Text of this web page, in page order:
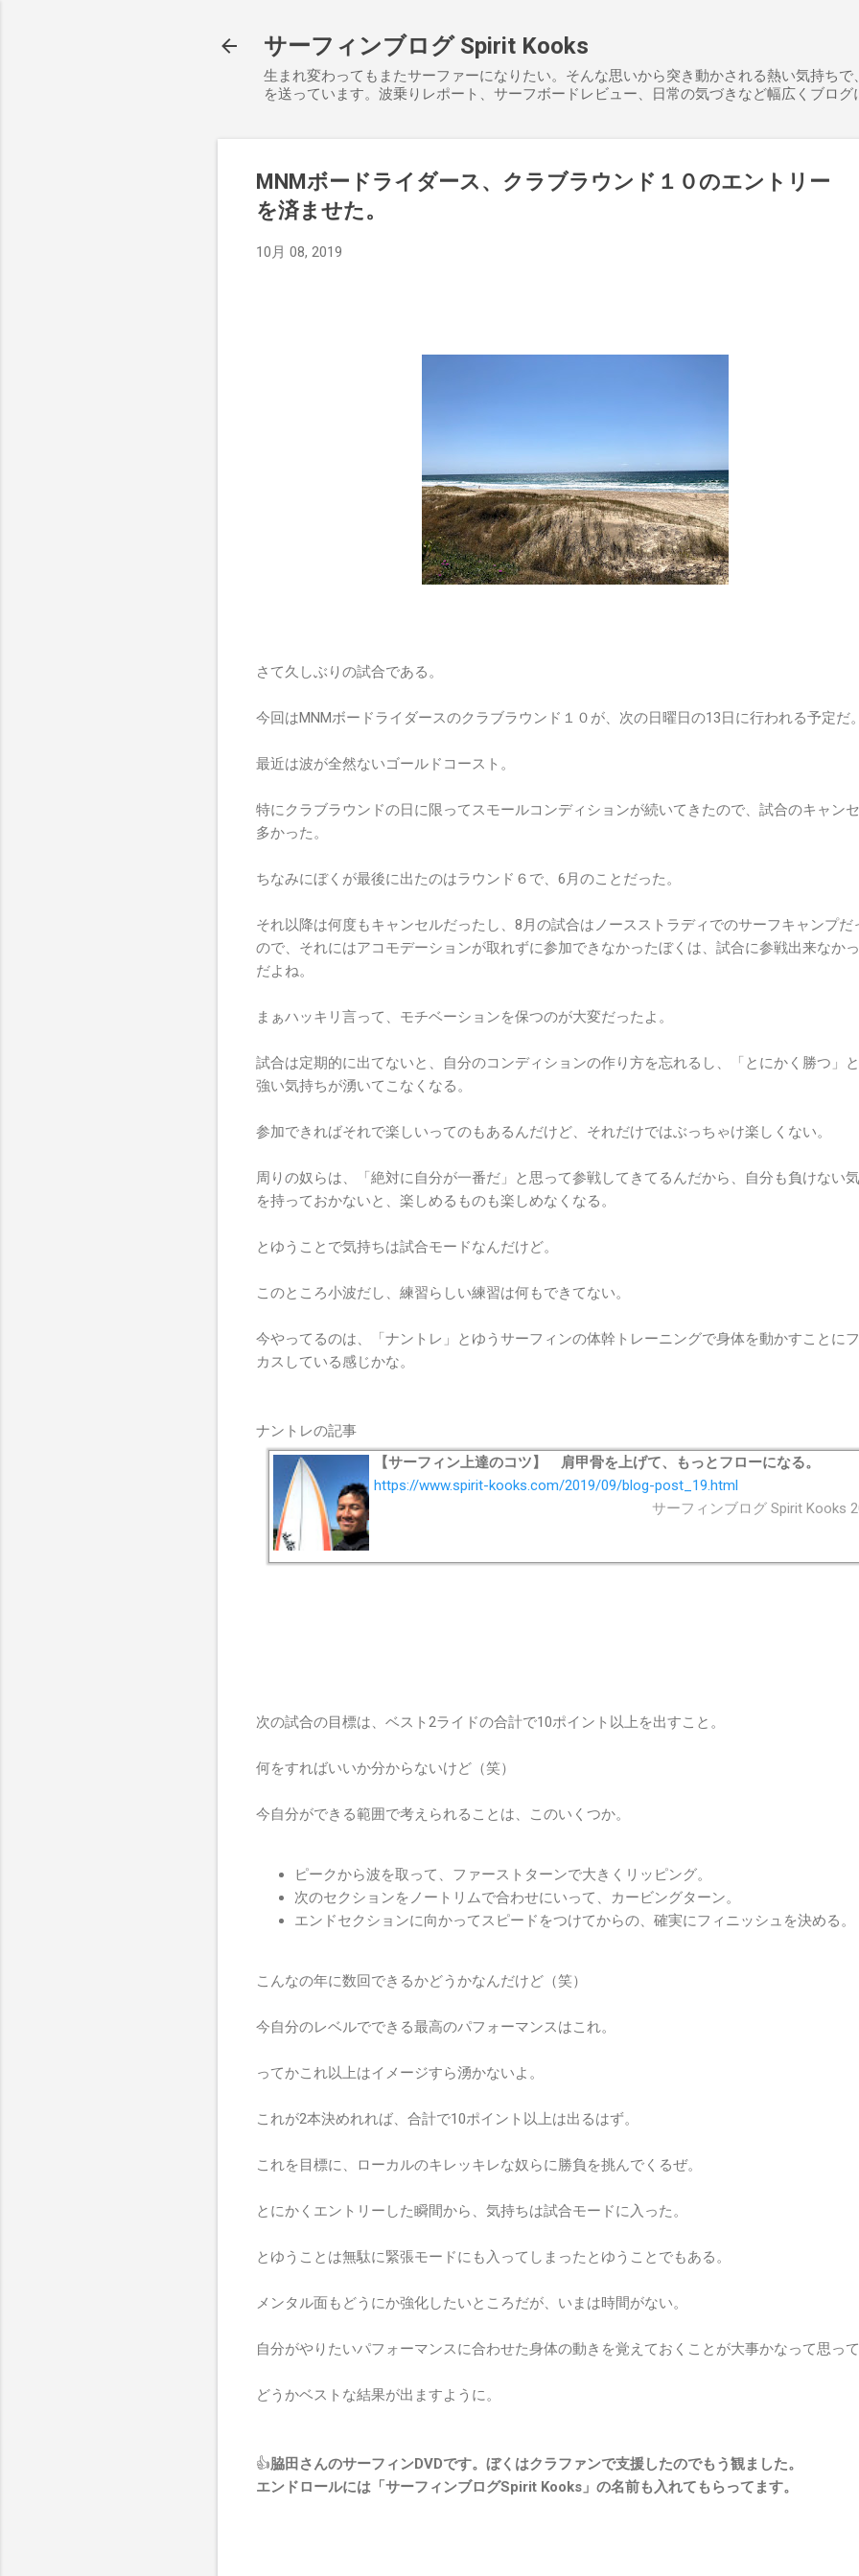
サーフィンブログ Spirit Kooks
生まれ変わってもまたサーファーになりたい。そんな思いから突き動かされる熱い気持ちで
を送っています。波乗りレポート、サーフボードレビュー、日常の気づきなど幅広くブログ
MNMボードライダース、クラブラウンド１０のエントリー
を済ませた。
10月 08, 2019
さて久しぶりの試合である。
今回はMNMボードライダースのクラブラウンド１０が、次の日曜日の13日に行われる予定だ
最近は波が全然ないゴールドコースト。
特にクラブラウンドの日に限ってスモールコンディションが続いてきたので、試合のキャン
多かった。
ちなみにぼくが最後に出たのはラウンド６で、6月のことだった。
それ以降は何度もキャンセルだったし、8月の試合はノースストラディでのサーフキャンプだ
ので、それにはアコモデーションが取れずに参加できなかったぼくは、試合に参戦出来なか
だよね。
まぁハッキリ言って、モチベーションを保つのが大変だったよ。
試合は定期的に出てないと、自分のコンディションの作り方を忘れるし、「とにかく勝つ」
強い気持ちが湧いてこなくなる。
参加できればそれで楽しいってのもあるんだけど、それだけではぶっちゃけ楽しくない。
周りの奴らは、「絶対に自分が一番だ」と思って参戦してきてるんだから、自分も負けない
を持っておかないと、楽しめるものも楽しめなくなる。
とゆうことで気持ちは試合モードなんだけど。
このところ小波だし、練習らしい練習は何もできてない。
今やってるのは、「ナントレ」とゆうサーフィンの体幹トレーニングで身体を動かすことに
カスしている感じかな。
ナントレの記事
【サーフィン上達のコツ】 肩甲骨を上げて、もっとフローになる。
https://www.spirit-kooks.com/2019/09/blog-post_19.html
サーフィンブログ Spirit Kooks
次の試合の目標は、ベスト2ライドの合計で10ポイント以上を出すこと。
何をすればいいか分からないけど（笑）
今自分ができる範囲で考えられることは、このいくつか。
ピークから波を取って、ファーストターンで大きくリッピング。
次のセクションをノートリムで合わせにいって、カービングターン。
エンドセクションに向かってスピードをつけてからの、確実にフィニッシュを決める。
こんなの年に数回できるかどうかなんだけど（笑）
今自分のレベルでできる最高のパフォーマンスはこれ。
ってかこれ以上はイメージすら湧かないよ。
これが2本決めれれば、合計で10ポイント以上は出るはず。
これを目標に、ローカルのキレッキレな奴らに勝負を挑んでくるぜ。
とにかくエントリーした瞬間から、気持ちは試合モードに入った。
とゆうことは無駄に緊張モードにも入ってしまったとゆうことでもある。
メンタル面もどうにか強化したいところだが、いまは時間がない。
自分がやりたいパフォーマンスに合わせた身体の動きを覚えておくことが大事かなって思っ
どうかベストな結果が出ますように。
👍脇田さんのサーフィンDVDです。ぼくはクラファンで支援したのでもう観ました。
エンドロールには「サーフィンブログSpirit Kooks」の名前も入れてもらってます。